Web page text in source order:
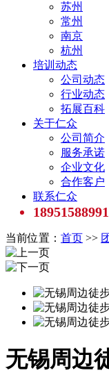
苏州
常州
南京
杭州
培训动态
公司动态
行业动态
拓展百科
关于仁众
公司简介
服务承诺
企业文化
合作客户
联系仁众
18951588991
当前位置： 首页 >>
无锡周边